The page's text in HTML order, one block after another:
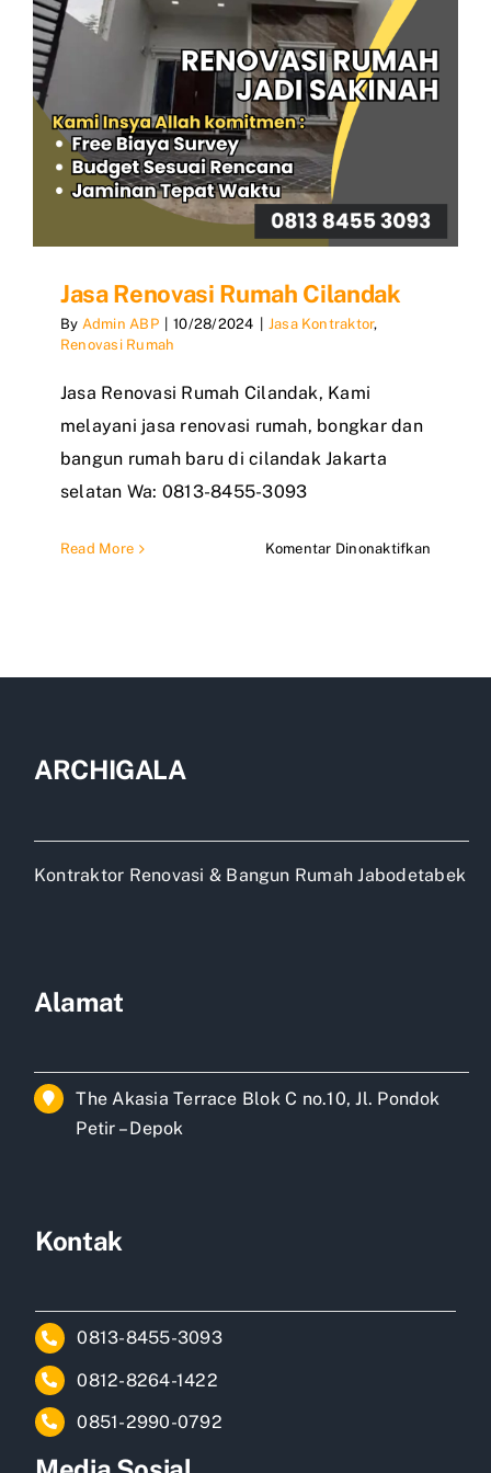
Jasa Renovasi Rumah Cilandak
By Admin ABP 10/28/2024 Jasa Kontraktor,
Renovasi Rumah
Jasa Renovasi Rumah Cilandak, Kami
melayani jasa renovasi rumah, bongkar dan
bangun rumah baru di cilandak Jakarta
selatan Wa: 0813-8455-3093
Read More Komentar Dinonaktifkan
ARCHIGALA
Kontraktor Renovasi & Bangun Rumah Jabodetabek
Alamat
The Akasia Terrace Blok C no.10, Jl. Pondok
Petir – Depok
Kontak
0813-8455-3093
0812-8264-1422
0851-2990-0792